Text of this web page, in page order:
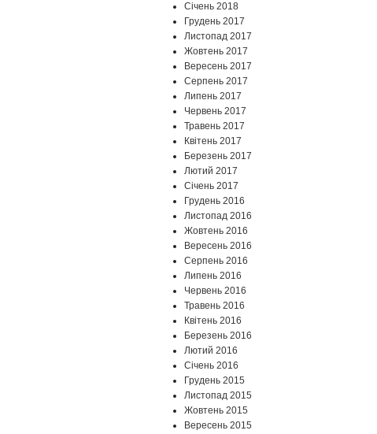
Січень 2018
Грудень 2017
Листопад 2017
Жовтень 2017
Вересень 2017
Серпень 2017
Липень 2017
Червень 2017
Травень 2017
Квітень 2017
Березень 2017
Лютий 2017
Січень 2017
Грудень 2016
Листопад 2016
Жовтень 2016
Вересень 2016
Серпень 2016
Липень 2016
Червень 2016
Травень 2016
Квітень 2016
Березень 2016
Лютий 2016
Січень 2016
Грудень 2015
Листопад 2015
Жовтень 2015
Вересень 2015